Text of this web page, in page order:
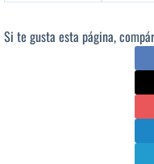
Si te gusta esta página,